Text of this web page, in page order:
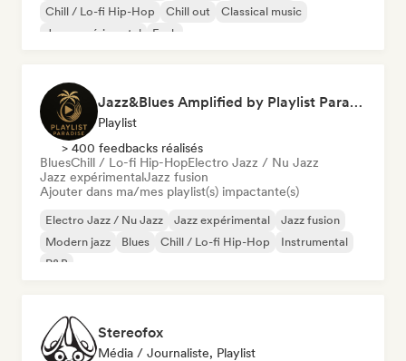
Chill / Lo-fi Hip-Hop
Chill out
Classical music
Jazz expérimental
Funk
Jazz&Blues Amplified by Playlist Paradise
Playlist
> 400 feedbacks réalisés
BluesChill / Lo-fi Hip-HopElectro Jazz / Nu Jazz
Jazz expérimentalJazz fusion
Ajouter dans ma/mes playlist(s) impactante(s)
Electro Jazz / Nu Jazz Jazz expérimental
Jazz fusion
Modern jazz
Blues Chill / Lo-fi Hip-Hop
Instrumental
R&B
Stereofox
Média / Journaliste, Playlist